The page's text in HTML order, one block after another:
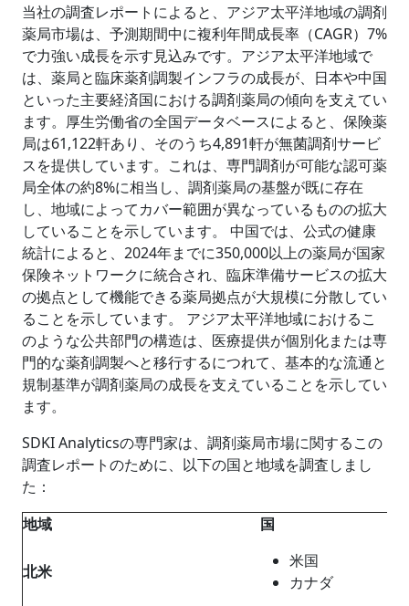
当社の調査レポートによると、アジア太平洋地域の調剤
薬局市場は、予測期間中に複利年間成長率（CAGR）7%
で力強い成長を示す見込みです。アジア太平洋地域で
は、薬局と臨床薬剤調製インフラの成長が、日本や中国
といった主要経済国における調剤薬局の傾向を支えてい
ます。厚生労働省の全国データベースによると、保険薬
局は61,122軒あり、そのうち4,891軒が無菌調剤サービ
スを提供しています。これは、専門調剤が可能な認可薬
局全体の約8%に相当し、調剤薬局の基盤が既に存在
し、地域によってカバー範囲が異なっているものの拡大
していることを示しています。 中国では、公式の健康
統計によると、2024年までに350,000以上の薬局が国家
保険ネットワークに統合され、臨床準備サービスの拡大
の拠点として機能できる薬局拠点が大規模に分散してい
ることを示しています。 アジア太平洋地域におけるこ
のような公共部門の構造は、医療提供が個別化または専
門的な薬剤調製へと移行するにつれて、基本的な流通と
規制基準が調剤薬局の成長を支えていることを示してい
ます。
SDKI Analyticsの専門家は、調剤薬局市場に関するこの
調査レポートのために、以下の国と地域を調査しまし
た：
地域
国
北米
米国
カナダ